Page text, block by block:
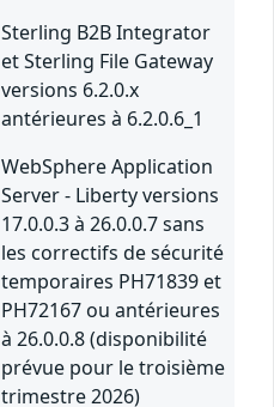
Sterling B2B Integrator
et Sterling File Gateway
versions 6.2.0.x
antérieures à 6.2.0.6_1
WebSphere Application
Server - Liberty versions
17.0.0.3 à 26.0.0.7 sans
les correctifs de sécurité
temporaires PH71839 et
PH72167 ou antérieures
à 26.0.0.8 (disponibilité
prévue pour le troisième
trimestre 2026)